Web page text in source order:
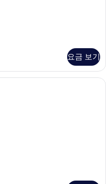
요금 보기
프리미어 더블룸 | 무료 WiFi, 각각 다